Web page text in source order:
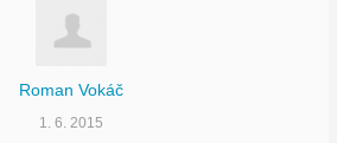
Roman Vokáč
1. 6. 2015